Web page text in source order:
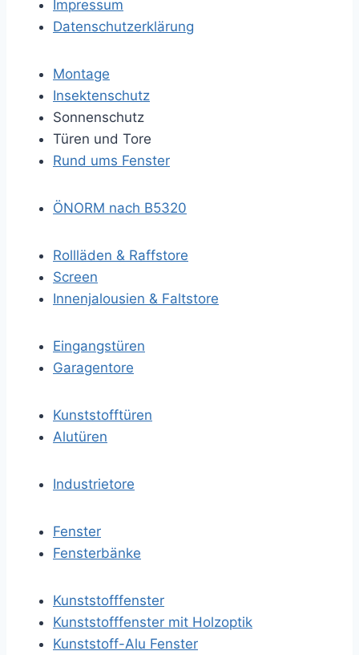
Impressum
Datenschutzerklärung
Montage
Insektenschutz
Sonnenschutz
Türen und Tore
Rund ums Fenster
ÖNORM nach B5320
Rollläden & Raffstore
Screen
Innenjalousien & Faltstore
Eingangstüren
Garagentore
Kunststofftüren
Alutüren
Industrietore
Fenster
Fensterbänke
Kunststofffenster
Kunststofffenster mit Holzoptik
Kunststoff-Alu Fenster